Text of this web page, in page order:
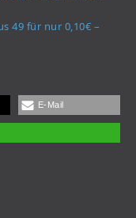
49 für nur 0,10€ –
E-Mail